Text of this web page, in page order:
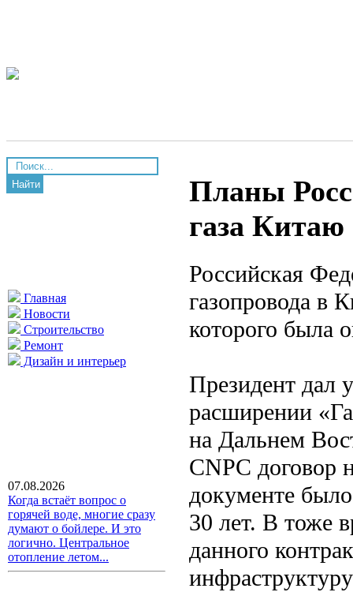
Найти
Главная
Новости
Строительство
Ремонт
Дизайн и интерьер
07.08.2026
Когда встаёт вопрос о
горячей воде, многие сразу
думают о бойлере. И это
логично. Центральное
отопление летом...
Планы
газа Китаю
Российская
газопровода в
которого была
Президент дал
расширении
на Дальнем
CNPC договор
документе
30 лет. В тоже
данного